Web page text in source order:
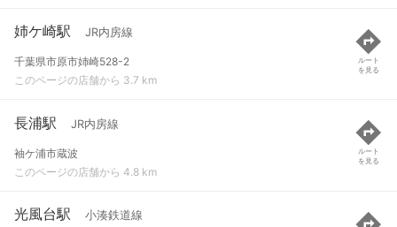
姉ケ崎駅 JR内房線
千葉県市原市姉崎528-2
このページの店舗から 3.7 km
ルート
を見る
長浦駅 JR内房線
袖ケ浦市蔵波
このページの店舗から 4.8 km
ルート
を見る
光風台駅 小湊鉄道線